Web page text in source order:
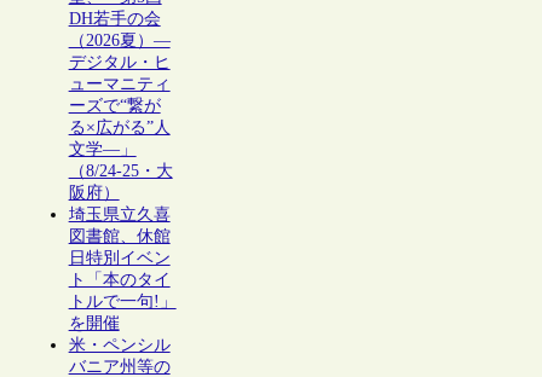
DH若手の会
（2026夏）―
デジタル・ヒ
ューマニティ
ーズで“繋が
る×広がる”人
文学―」
（8/24-25・大
阪府）
埼玉県立久喜
図書館、休館
日特別イベン
ト「本のタイ
トルで一句!」
を開催
米・ペンシル
バニア州等の